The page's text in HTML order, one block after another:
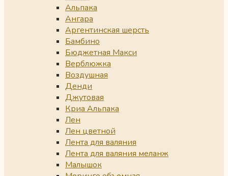
Альпака
Ангара
Аргентинская шерсть
Бамбино
Бюджетная Макси
Верблюжка
Воздушная
Денди
Джутовая
Криа Альпака
Лен
Лен цветной
Лента для валяния
Лента для валяния меланж
Малышок